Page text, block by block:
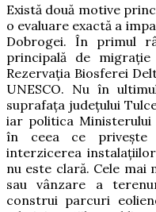
Există două motive
o evaluare exactă a
Dobrogei. În primul
principală de
Rezervaţia Biosferei
UNESCO. Nu în
suprafaţa judeţului
iar politica Ministerului
în ceea ce priveşte
interzicerea
nu este clară. Cele mai
sau vânzare a
construi parcuri